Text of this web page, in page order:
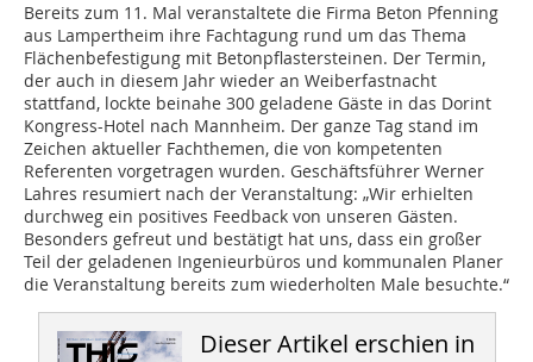
Bereits zum 11. Mal veranstaltete die Firma Beton Pfenning
aus Lampertheim ihre Fachtagung rund um das Thema
Flächenbefestigung mit Betonpflastersteinen. Der Termin,
der auch in diesem Jahr wieder an Weiberfastnacht
stattfand, lockte beinahe 300 geladene Gäste in das Dorint
Kongress-Hotel nach Mannheim. Der ganze Tag stand im
Zeichen aktueller Fachthemen, die von kompetenten
Referenten vorgetragen wurden. Geschäftsführer Werner
Lahres resumiert nach der Veranstaltung: „Wir erhielten
durchweg ein positives Feedback von unseren Gästen.
Besonders gefreut und bestätigt hat uns, dass ein großer
Teil der geladenen Ingenieurbüros und kommunalen Planer
die Veranstaltung bereits zum wiederholten Male besuchte.“
Dieser Artikel erschien in